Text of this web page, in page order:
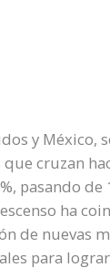
y México,
cruzan
pasando de
ha
de nuevas
para